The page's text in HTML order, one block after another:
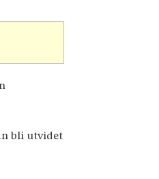
bli utvidet